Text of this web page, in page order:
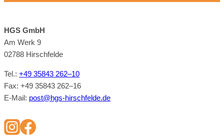
HGS GmbH
Am Werk 9
02788 Hirsch­felde
Tel.: +49 35843 262–10
Fax: +49 35843 262–16
E‑Mail: post@​hgs-​hirschfelde.​de